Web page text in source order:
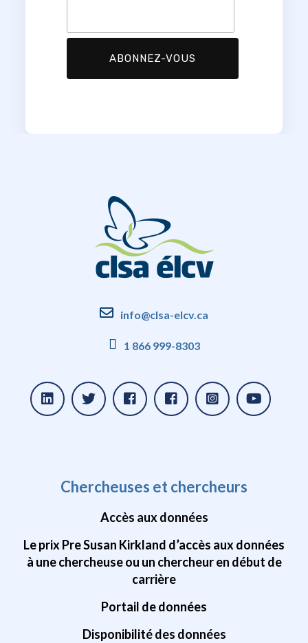
info@clsa-elcv.ca
1 866 999-8303
Chercheuses et chercheurs
Accès aux données
Le prix Pre Susan Kirkland d’accès aux données
à une chercheuse ou un chercheur en début de
carrière
Portail de données
Disponibilité des données